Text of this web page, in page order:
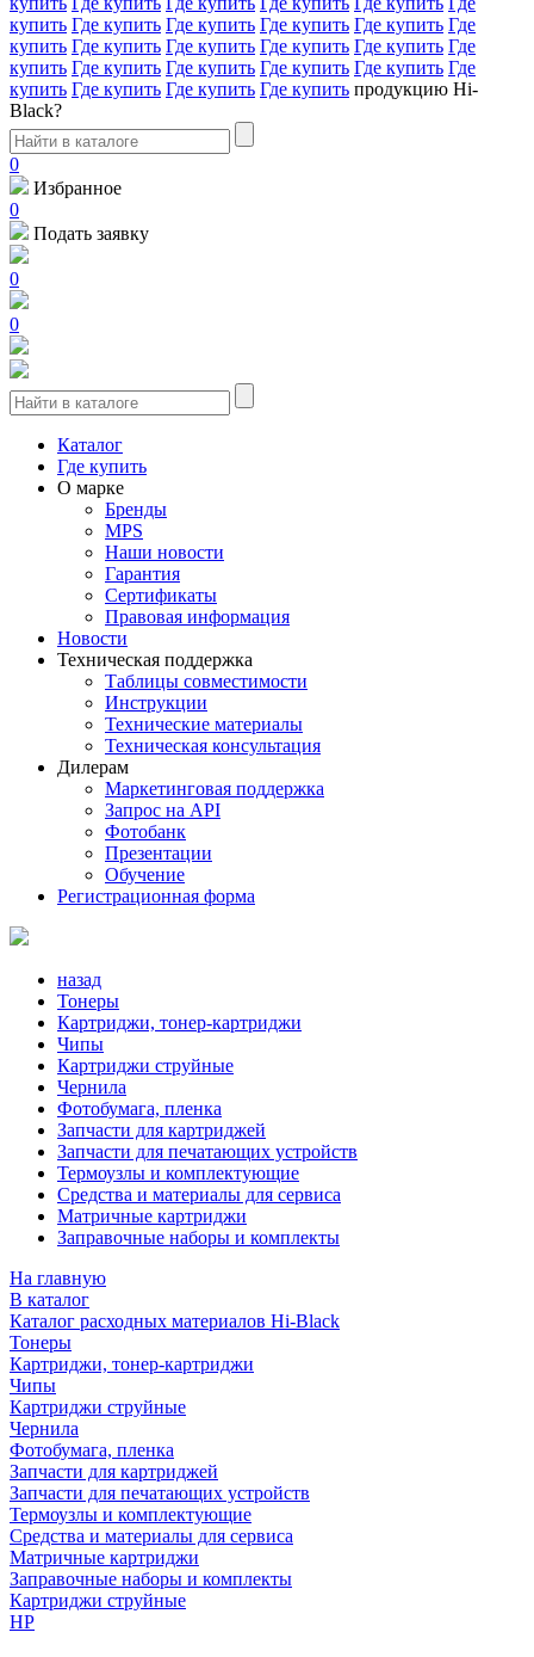
купить Где купить Где купить Где купить Где купить Где
купить Где купить Где купить Где купить Где купить Где
купить Где купить Где купить Где купить Где купить Где
купить Где купить Где купить Где купить продукцию Hi-
Black?
0
Избранное
0
Подать заявку
0
0
Каталог
Где купить
О марке
Бренды
MPS
Наши новости
Гарантия
Сертификаты
Правовая информация
Новости
Техническая поддержка
Таблицы совместимости
Инструкции
Технические материалы
Техническая консультация
Дилерам
Маркетинговая поддержка
Запрос на API
Фотобанк
Презентации
Обучение
Регистрационная форма
назад
Тонеры
Картриджи, тонер-картриджи
Чипы
Картриджи струйные
Чернила
Фотобумага, пленка
Запчасти для картриджей
Запчасти для печатающих устройств
Термоузлы и комплектующие
Средства и материалы для сервиса
Матричные картриджи
Заправочные наборы и комплекты
На главную
В каталог
Каталог расходных материалов Hi-Black
Тонеры
Картриджи, тонер-картриджи
Чипы
Картриджи струйные
Чернила
Фотобумага, пленка
Запчасти для картриджей
Запчасти для печатающих устройств
Термоузлы и комплектующие
Средства и материалы для сервиса
Матричные картриджи
Заправочные наборы и комплекты
Картриджи струйные
HP